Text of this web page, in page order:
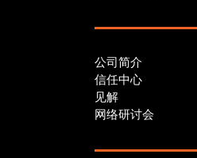
公司简介
信任中心
见解
网络研讨会